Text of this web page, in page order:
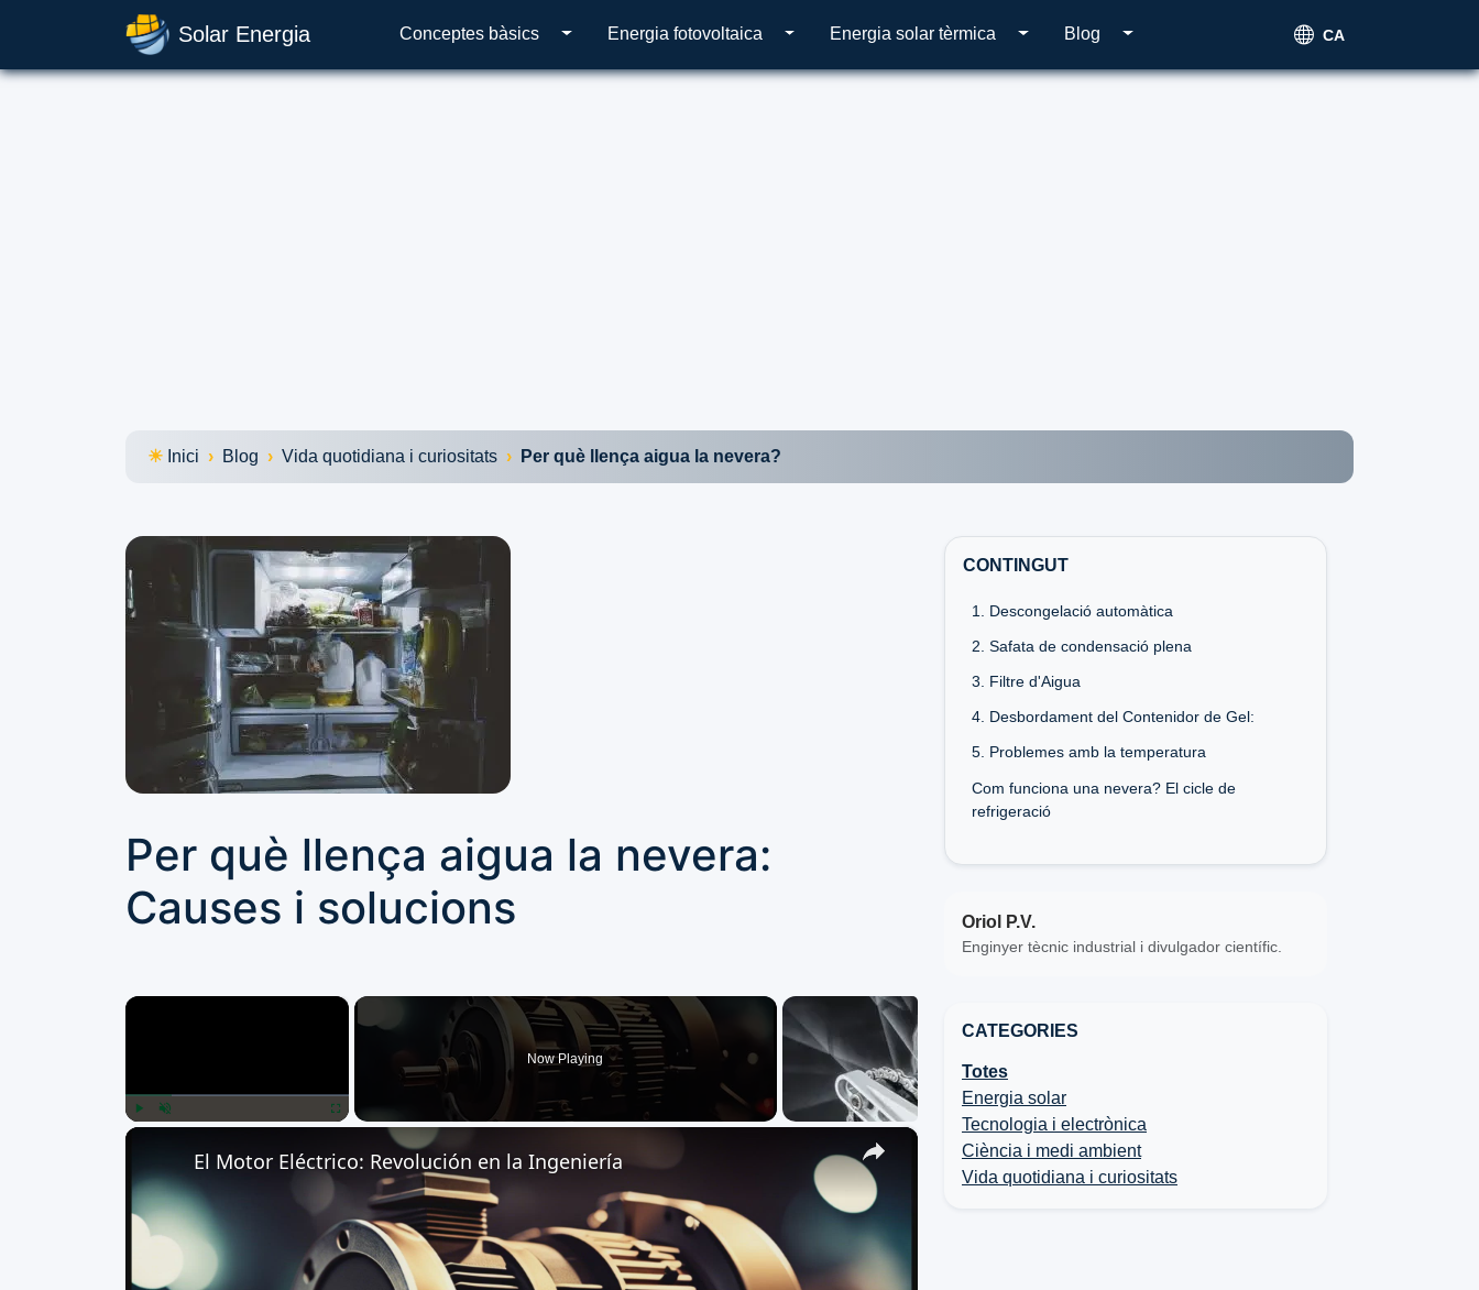
Solar Energia Conceptes bàsics Energia fotovoltaica Energia solar tèrmica Blog CA
Inici Blog Vida quotidiana i curiositats Per què llença aigua la nevera?
Per què llença aigua la nevera:
Causes i solucions
×
Now Playing
×
El Motor Eléctrico: Revolución en la Ingeniería
CONTINGUT
1. Descongelació automàtica
2. Safata de condensació plena
3. Filtre d'Aigua
4. Desbordament del Contenidor de Gel:
5. Problemes amb la temperatura
Com funciona una nevera? El cicle de
refrigeració
Oriol P.V.
Enginyer tècnic industrial i divulgador científic.
CATEGORIES
Totes
Energia solar
Tecnologia i electrònica
Ciència i medi ambient
Vida quotidiana i curiositats